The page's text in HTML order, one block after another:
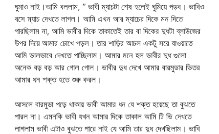
ঘুমাও নাই।আমি বললাম, ” ভাবী ম্যাচটা শেষ হলেই ঘুমিয়ে পড়ব। ভাবিও
বসে ম্যাচ দেখতে লাগল। আমি এখন আর ম্যাচের দিকে মন দিতে
পারছিলাম না, আমি ভাবীর দিকে তাকাতেই তার বা দিকের দুধটা ব্লাউজের
উপর দিয়ে আমার চোখে পড়ল। তার শাড়ির আচল একটু সরে যাওয়াতে
আমি ভালভাবে দেখতে পাচ্ছিলাম। আমার মনে হল ভাবীর দুধ গুলো
অনেক বড় বড় আর গোল গোল। ভাবীর দুধ দেখে আমার বারমুডার ভিতর
আমার ধন শক্ত হতে শুরু করল।
আসলে বারমুডা পড়ে থাকায় ভাবী আমার ধন যে শক্ত হয়েছে তা বুঝতে
পারল না। এমনকি ভাবী যখন আমার দিকে তাকাল আমি টি ভি দেখতে
লাগলাম ভাবী এটাও বুঝতে পারে নাই যে আমি তার দুধ দেখছিলাম। ভাবি